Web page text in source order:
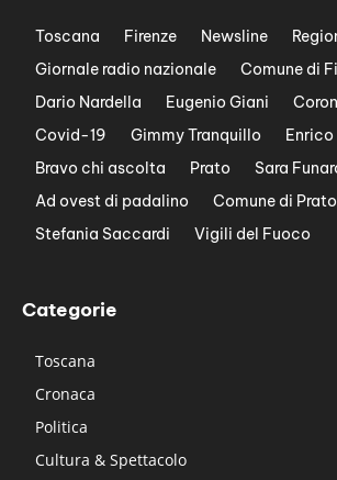
Toscana Firenze Newsline
Giornale radio nazionale
Comune di
Dario Nardella
Eugenio Giani
Covid-19
Gimmy Tranquillo
Enrico
Bravo chi ascolta
Prato Sara
Ad ovest di padalino
Comune di Prato
Stefania Saccardi
Vigili del Fuoco
Categorie
Toscana
Cronaca
Politica
Cultura & Spettacolo